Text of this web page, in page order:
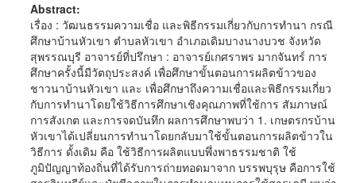
Abstract:
เรื่อง : วัฒนธรรมความเชื่อ และพิธีกรรมเกี่ยวกับการทํานา กรณี
ศึกษาบ้านหัวเขา ตําบลหัวเขา อําเภอเดิมบางนางบวช จังหวัด
สุพรรณบุรี อาจารย์ที่ปรึกษา : อาจารย์เกศราพร มากจันทร์ การ
ศึกษาครั้งนี้มีวัตถุประสงค์ เพื่อศึกษาขั้นตอนการผลิตข้าวของ
ชาวนาบ้านหัวเขา และ เพื่อศึกษาถึงความเชื่อและพิธีกรรมเกี่ยว
กับการทํานาโดยใช้วิธีการศึกษาเชิงคุณภาพที่ใช้การ สัมภาษณ์
การสังเกต และการจดบันทึก ผลการศึกษาพบว่า 1. เกษตรกรบ้าน
หัวเขาได้เปลี่ยนการทํานาโดยกลับมาใช้ขั้นตอนการผลิตข้าวใน
วิธีการ ดั้งเดิม คือ ใช้วิธีการผลิตแบบพึ่งพาธรรมชาติ ใช้
ภูมิปัญญาท้องถิ่นที่ได้รับการถ่ายทอดมาจาก บรรพบุรุษ คือการใช้